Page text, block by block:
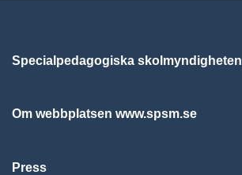
Specialpedagogiska skolmyndigheten
Om webbplatsen www.spsm.se
Press